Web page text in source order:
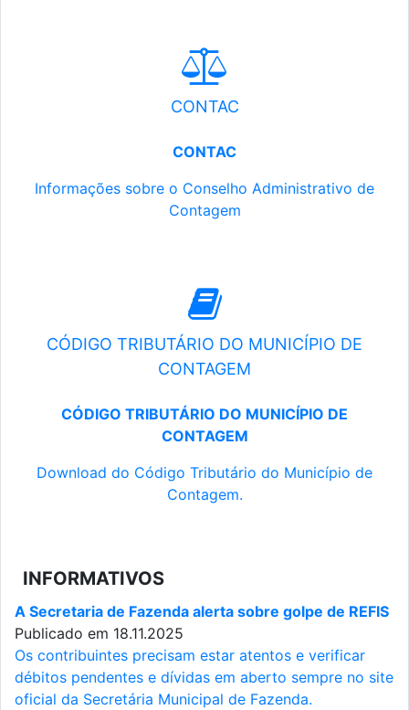
CONTAC
CONTAC
Informações sobre o Conselho Administrativo de
Contagem
CÓDIGO TRIBUTÁRIO DO MUNICÍPIO DE
CONTAGEM
CÓDIGO TRIBUTÁRIO DO MUNICÍPIO DE
CONTAGEM
Download do Código Tributário do Município de
Contagem.
INFORMATIVOS
A Secretaria de Fazenda alerta sobre golpe de REFIS
Publicado em 18.11.2025
Os contribuintes precisam estar atentos e verificar
débitos pendentes e dívidas em aberto sempre no site
oficial da Secretária Municipal de Fazenda.